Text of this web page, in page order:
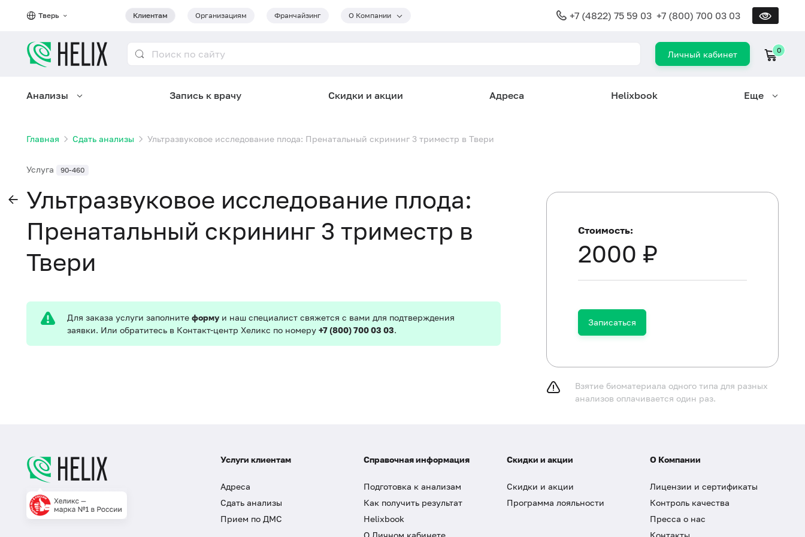
Тверь Клиентам Организациям Франчайзинг О Компании +7 (4822) 75 59 03 +7 (800) 700 03 03
Личный кабинет 0
Анализы Запись к врачу Скидки и акции Адреса Helixbook Еще
Главная Сдать анализы Ультразвуковое исследование плода: Пренатальный скрининг 3 триместр в Твери
Услуга 90-460
Ультразвуковое исследование плода:
Пренатальный скрининг 3 триместр в
Твери
Для заказа услуги заполните форму и наш специалист свяжется с вами для подтверждения
заявки. Или обратитесь в Контакт-центр Хеликс по номеру +7 (800) 700 03 03.
Стоимость:
2000 ₽
Записаться
Взятие биоматериала одного типа для разных
анализов оплачивается один раз.
Услуги клиентам
Адреса
Сдать анализы
Прием по ДМС
Справочная информация
Подготовка к анализам
Как получить результат
Helixbook
О Личном кабинете
Скидки и акции
Скидки и акции
Программа лояльности
О Компании
Лицензии и сертификаты
Контроль качества
Пресса о нас
Контакты